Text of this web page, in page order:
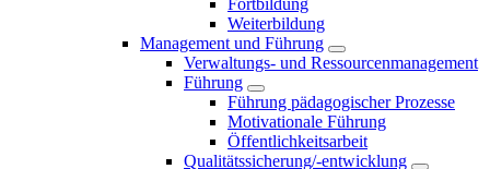
Fortbildung
Weiterbildung
Management und Führung
Verwaltungs- und Ressourcenmanagement
Führung
Führung pädagogischer Prozesse
Motivationale Führung
Öffentlichkeitsarbeit
Qualitätssicherung/-entwicklung